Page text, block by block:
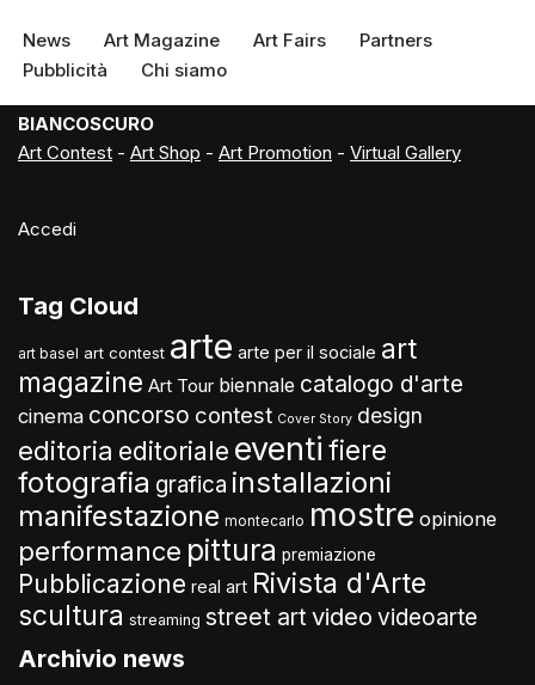
News Art Magazine Art Fairs
Partners
Pubblicità
Chi siamo
BIANCOSCURO
Art Contest - Art Shop - Art Promotion - Virtual Gallery
Accedi
Tag Cloud
art basel art contest arte arte per il sociale art
magazine Art Tour biennale catalogo d'arte
cinema concorso contest Cover Story design
editoria editoriale eventi fiere
fotografia grafica installazioni
manifestazione montecarlo mostre opinione
performance pittura premiazione
Pubblicazione real art Rivista d'Arte
scultura streaming street art video videoarte
Archivio news